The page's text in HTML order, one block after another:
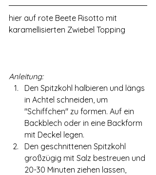
hier auf rote Beete Risotto mit
karamellisierten Zwiebel Topping
Anleitung:
Den Spitzkohl halbieren und längs
in Achtel schneiden, um
"Schiffchen" zu formen. Auf ein
Backblech oder in eine Backform
mit Deckel legen.
Den geschnittenen Spitzkohl
großzügig mit Salz bestreuen und
20-30 Minuten ziehen lassen,